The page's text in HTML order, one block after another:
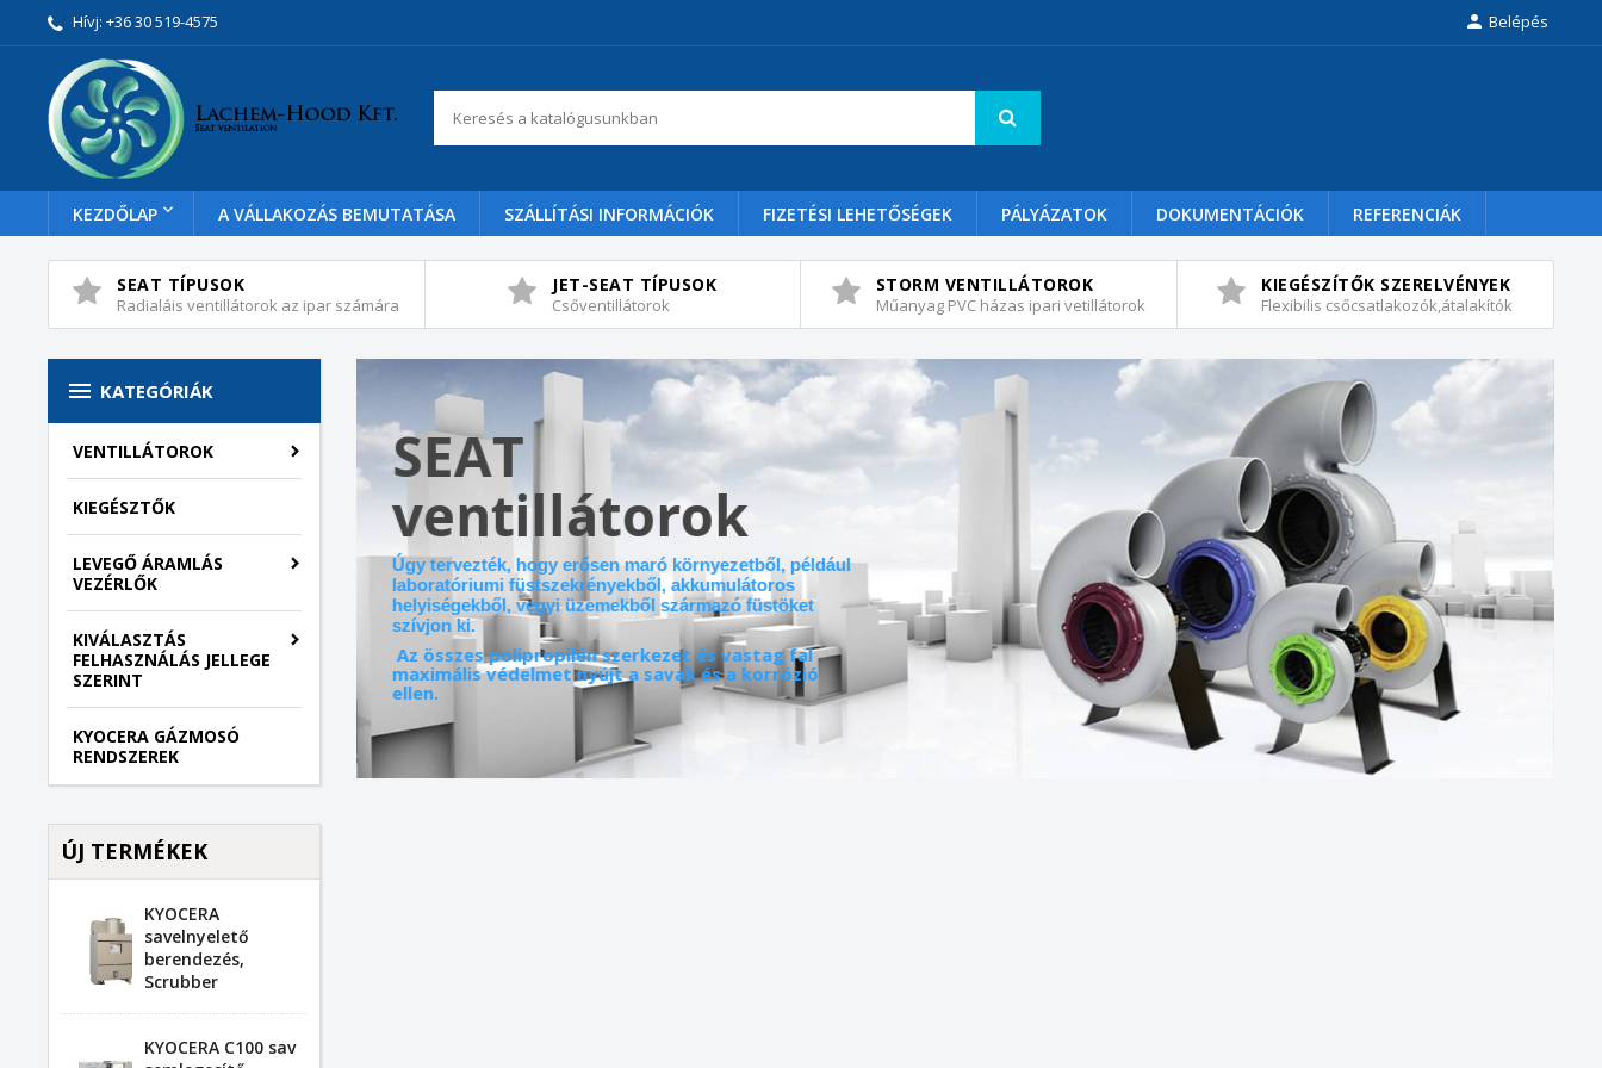
Hívj: +36 30 519-4575  Belépés
KEZDŐLAP A VÁLLAKOZÁS BEMUTATÁSA SZÁLLÍTÁSI INFORMÁCIÓK FIZETÉSI LEHETŐSÉGEK PÁLYÁZATOK DOKUMENTÁCIÓK REFERENCIÁK
SEAT TÍPUSOK
Radialáis ventillátorok az ipar számára
JET-SEAT TÍPUSOK
Csőventillátorok
STORM VENTILLÁTOROK
Műanyag PVC házas ipari vetillátorok
KIEGÉSZÍTŐK SZERELVÉNYEK
Flexibilis csőcsatlakozók,átalakítók
 KATEGÓRIÁK
VENTILLÁTOROK
KIEGÉSZTŐK
LEVEGŐ ÁRAMLÁS
VEZÉRLŐK
KIVÁLASZTÁS
FELHASZNÁLÁS JELLEGE
SZERINT
KYOCERA GÁZMOSÓ
RENDSZEREK
ÚJ TERMÉKEK
KYOCERA
savelnyelető
berendezés,
Scrubber
KYOCERA C100 sav
SEAT
ventillátorok
Úgy tervezték, hogy erősen maró környezetből, például
laboratóriumi füstszekrényekből, akkumulátoros
helyiségekből, vegyi üzemekből származó füstöket
szívjon ki.
Az összes polipropilén szerkezet és vastag fal
maximális védelmet nyújt a savak és a korrózió
ellen.